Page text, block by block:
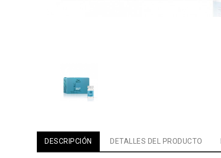
DESCRIPCIÓN DETALLES DEL PRODUCTO